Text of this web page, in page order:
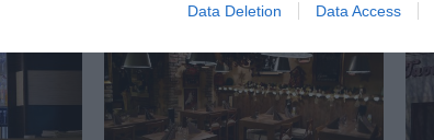
Data Deletion Data Access